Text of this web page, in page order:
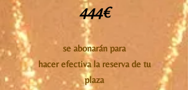
444€
se abonarán para
hacer efectiva la reserva de tu
plaza